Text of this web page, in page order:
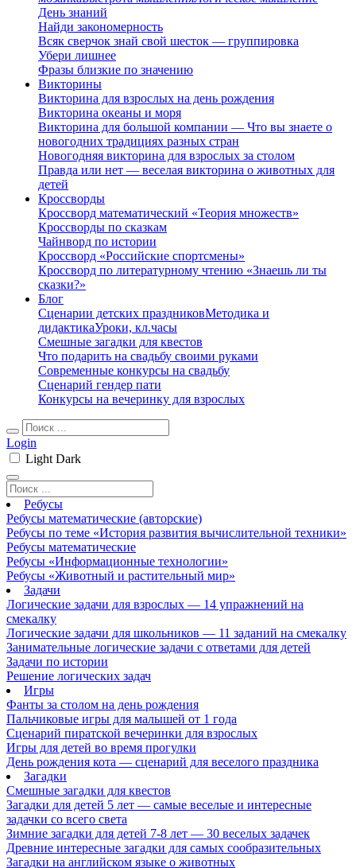
День знаний
Найди закономерность
Всяк сверчок знай свой шесток — группировка
Убери лишнее
Фразы близкие по значению
Викторины
Викторина для взрослых на день рождения
Викторина океаны и моря
Викторина для большой компании — Что вы знаете о
новогодних традициях разных стран
Новогодняя викторина для взрослых за столом
Правда или нет — веселая викторина о животных для
детей
Кроссворды
Кроссворд математический «Теория множеств»
Кроссворды по сказкам
Чайнворд по истории
Кроссворд «Российские спортсмены»
Кроссворд по литературному чтению «Знаешь ли ты
сказки?»
Блог
Сценарии детских праздниковМетодика и
дидактикаУроки, кл.часы
Смешные загадки для квестов
Что подарить на свадьбу своими руками
Современные конкурсы на свадьбу
Сценарий гендер пати
Конкурсы на вечеринку для взрослых
Login
Light Dark
Ребусы
Ребусы математические (авторские)
Ребусы по теме «История развития вычислительной техники»
Ребусы математические
Ребусы «Информационные технологии»
Ребусы «Животный и растительный мир»
Задачи
Логические задачи для взрослых — 14 упражнений на
смекалку
Логические задачи для школьников — 11 заданий на смекалку
Занимательные логические задачи с ответами для детей
Задачи по истории
Решение логических задач
Игры
Фанты за столом на день рождения
Пальчиковые игры для малышей от 1 года
Сценарий пиратской вечеринки для взрослых
Игры для детей во время прогулки
День рождения кота — сценарий для веселого праздника
Загадки
Смешные загадки для квестов
Загадки для детей 5 лет — самые веселые и интересные
задачки со всего света
Зимние загадки для детей 7-8 лет — 30 веселых задачек
Древние интересные загадки для самых сообразительных
Загадки на английском языке о животных